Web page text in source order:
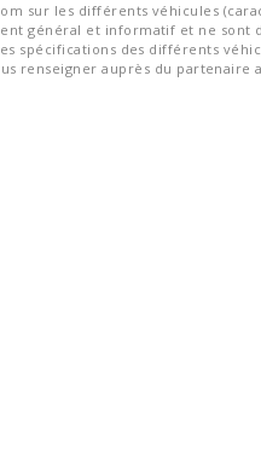
sur les différents véhicules
général et informatif et ne sont
spécifications des différents
renseigner auprès du partenaire